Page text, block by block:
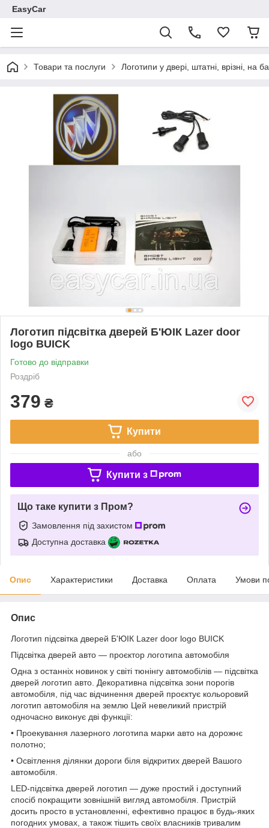
EasyCar
Товари та послуги Логотипи у двері, штатні, врізні, на
Логотип підсвітка дверей Б'ЮІК Lazer door
logo BUICK
Готово до відправки
Роздріб
379 ₴
Купити
або
Купити з
Що таке купити з Пром?
Замовлення під захистом
Доступна доставка
Опис Характеристики Доставка Оплата Умови
Опис
Логотип підсвітка дверей Б'ЮІК Lazer door logo BUICK
Підсвітка дверей авто — проєктор логотипа автомобіля
Одна з останніх новинок у світі тюнінгу автомобілів — підсвітка
дверей логотип авто. Декоративна підсвітка зони порогів
автомобіля, під час відчинення дверей проєктує кольоровий
логотип автомобіля на землю Цей невеликий пристрій
одночасно виконує дві функції:
• Проекування лазерного логотипа марки авто на дорожнє
полотно;
• Освітлення ділянки дороги біля відкритих дверей Вашого
автомобіля.
LED-підсвітка дверей логотип — дуже простий і доступний
спосіб покращити зовнішній вигляд автомобіля. Пристрій
досить просто в установленні, ефективно працює в будь-яких
погодних умовах, а також тішить своїх власників тривалим